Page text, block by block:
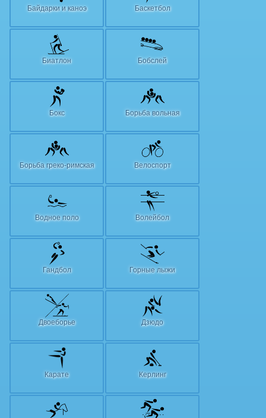
Байдарки и каноэ Баскетбол
Биатлон Бобслей
Бокс Борьба вольная
Борьба греко-римская Велоспорт
Водное поло Волейбол
Гандбол Горные лыжи
Двоеборье Дзюдо
Карате Керлинг